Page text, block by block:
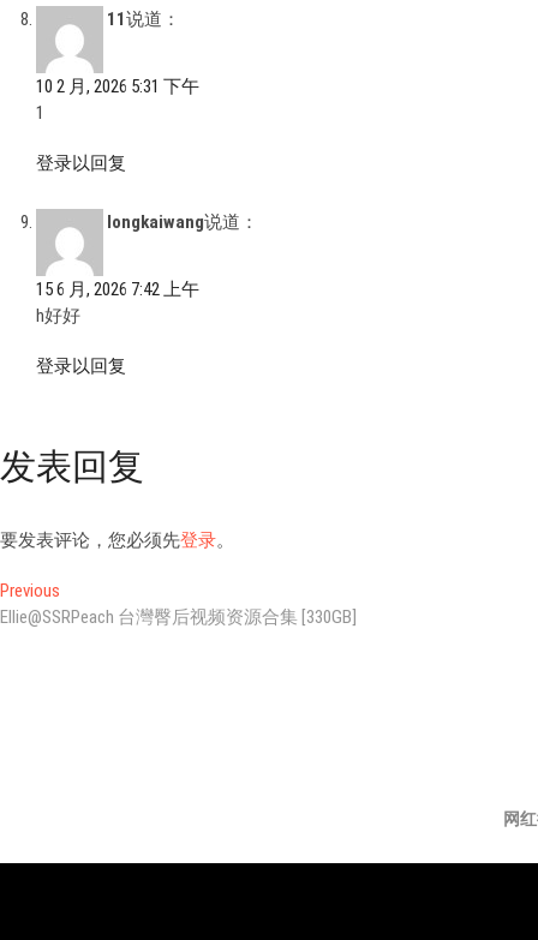
11说道：
10 2 月, 2026 5:31 下午
1
登录以回复
longkaiwang说道：
15 6 月, 2026 7:42 上午
h好好
登录以回复
发表回复
要发表评论，您必须先登录。
文
章
Previous
post:
Ellie@SSRPeach 台灣臀后视频资源合集 [330GB]
网